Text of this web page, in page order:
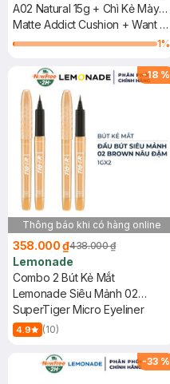
A02 Natural 15g + Chì Kẻ Mày 2
Đầu 03 Nâu Xám 2g+2ml
Matte Addict Cushion + Want It
Got It Dual Eyebrow #03 Gray
1%
-18 %
Thông báo khi có hàng online
358.000 ₫438.000 ₫
Lemonade
Combo 2 Bút Kẻ Mắt
Lemonade Siêu Mảnh 02
Brown Nâu Đậm (1g/Cây)
SuperTiger Micro Eyeliner
4.9 (10)
-33 %